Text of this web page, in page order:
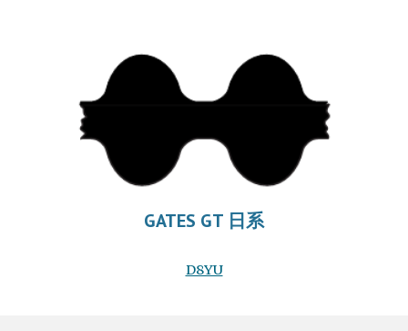
GATES GT 日系
D8YU